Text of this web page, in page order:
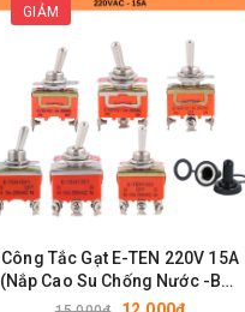
GIẢM
Công Tắc Gạt E-TEN 220V 15A
(Nắp Cao Su Chống Nước -Bán